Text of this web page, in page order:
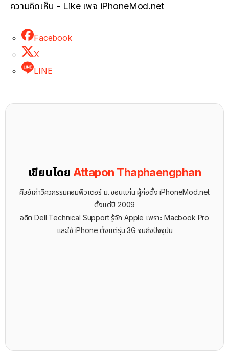
ความคิดเห็น - Like เพจ iPhoneMod.net
Facebook
X
LINE
เขียนโดย Attapon Thaphaengphan
ศิษย์เก่าวิศวกรรมคอมพิวเตอร์ ม. ขอนแก่น ผู้ก่อตั้ง iPhoneMod.net
ตั้งแต่ปี 2009
อดีต Dell Technical Support รู้จัก ​Apple เพราะ Macbook Pro
และใช้ iPhone ตั้งแต่รุ่น 3G จนถึงปัจจุบัน